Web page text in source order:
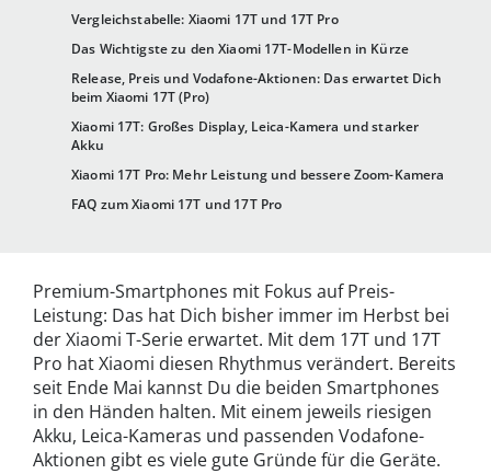
Vergleichstabelle: Xiaomi 17T und 17T Pro
Das Wichtigste zu den Xiaomi 17T-Modellen in Kürze
Release, Preis und Vodafone-Aktionen: Das erwartet Dich
beim Xiaomi 17T (Pro)
Xiaomi 17T: Großes Display, Leica-Kamera und starker
Akku
Xiaomi 17T Pro: Mehr Leistung und bessere Zoom-Kamera
FAQ zum Xiaomi 17T und 17T Pro
Premium-Smartphones mit Fokus auf Preis-
Leistung: Das hat Dich bisher immer im Herbst bei
der Xiaomi T-Serie erwartet. Mit dem 17T und 17T
Pro hat Xiaomi diesen Rhythmus verändert. Bereits
seit Ende Mai kannst Du die beiden Smartphones
in den Händen halten. Mit einem jeweils riesigen
Akku, Leica-Kameras und passenden Vodafone-
Aktionen gibt es viele gute Gründe für die Geräte.